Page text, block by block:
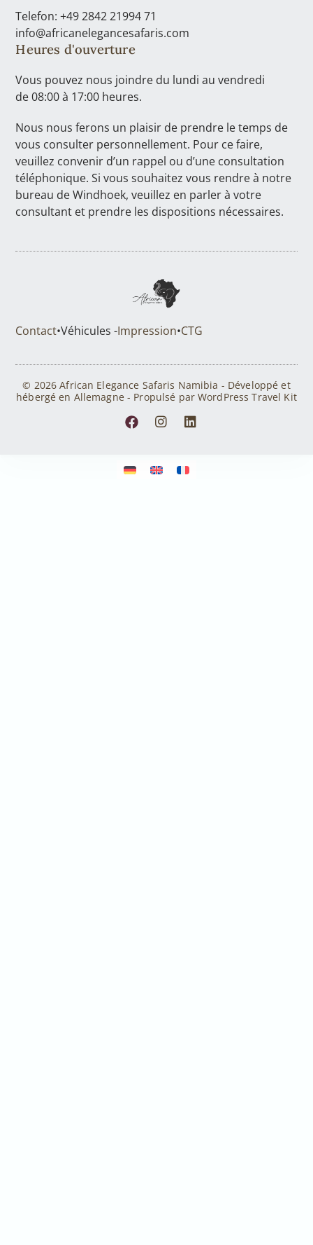
Telefon: +49 2842 21994 71
info@africanelegancesafaris.com
Heures d'ouverture
Vous pouvez nous joindre du lundi au vendredi
de 08:00 à 17:00 heures.
Nous nous ferons un plaisir de prendre le temps de
vous consulter personnellement. Pour ce faire,
veuillez convenir d’un rappel ou d’une consultation
téléphonique. Si vous souhaitez vous rendre à notre
bureau de Windhoek, veuillez en parler à votre
consultant et prendre les dispositions nécessaires.
Contact•Véhicules -Impression•CTG
© 2026 African Elegance Safaris Namibia - Développé et
hébergé en Allemagne - Propulsé par WordPress Travel Kit